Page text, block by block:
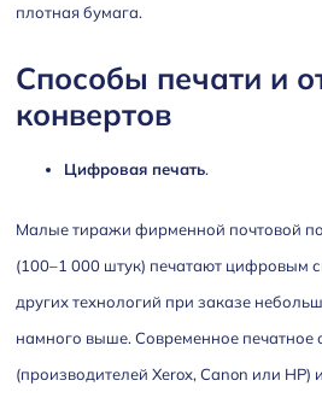
плотная бумага.
Способы печати и
конвертов
Цифровая печать.
Малые тиражи фирменной почтовой
(100–1 000 штук) печатают цифровым
других технологий при заказе
намного выше. Современное печатное
(производителей Xerox, Canon или HP)